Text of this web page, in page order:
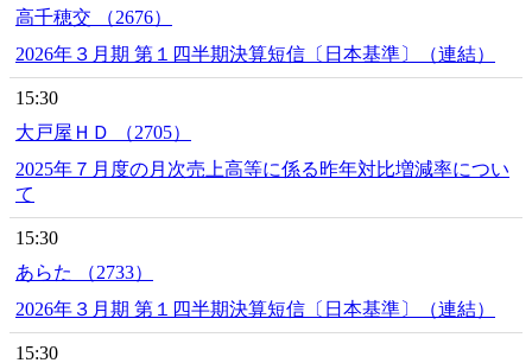
高千穂交 （2676）
2026年３月期 第１四半期決算短信〔日本基準〕（連結）
15:30
大戸屋ＨＤ （2705）
2025年７月度の月次売上高等に係る昨年対比増減率につい
て
15:30
あらた （2733）
2026年３月期 第１四半期決算短信〔日本基準〕（連結）
15:30